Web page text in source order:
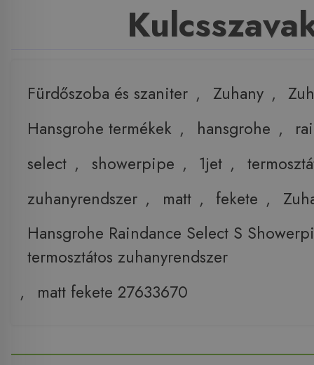
Fürdőszoba és szaniter , Zuhany ,
Hansgrohe termékek , hansgrohe ,
select , showerpipe , 1jet ,
zuhanyrendszer , matt , fekete ,
Hansgrohe Raindance Select S
termosztátos zuhanyrendszer
,
matt fekete 27633670